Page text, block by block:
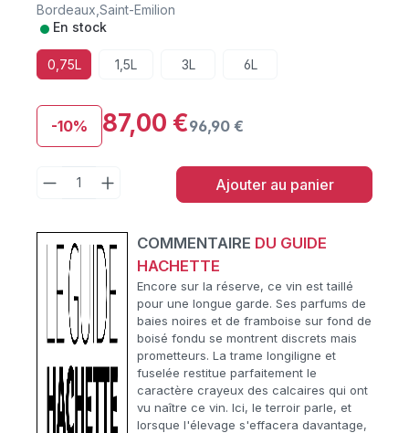
Bordeaux, Saint-Emilion
•En stock
0,75L 1,5L 3L 6L
-10% 87,00 €96,90 €
Ajouter au panier
COMMENTAIRE DU GUIDE
HACHETTE
Encore sur la réserve, ce vin est taillé
pour une longue garde. Ses parfums de
baies noires et de framboise sur fond de
boisé fondu se montrent discrets mais
prometteurs. La trame longiligne et
fuselée restitue parfaitement le
caractère crayeux des calcaires qui ont
vu naître ce vin. Ici, le terroir parle, et
lorsque l'élevage s'effacera davantage,